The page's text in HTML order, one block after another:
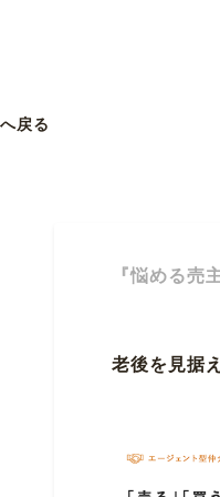
戻る
『悩める売
老後を見据